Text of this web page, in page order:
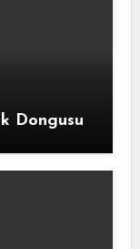
Dongusu